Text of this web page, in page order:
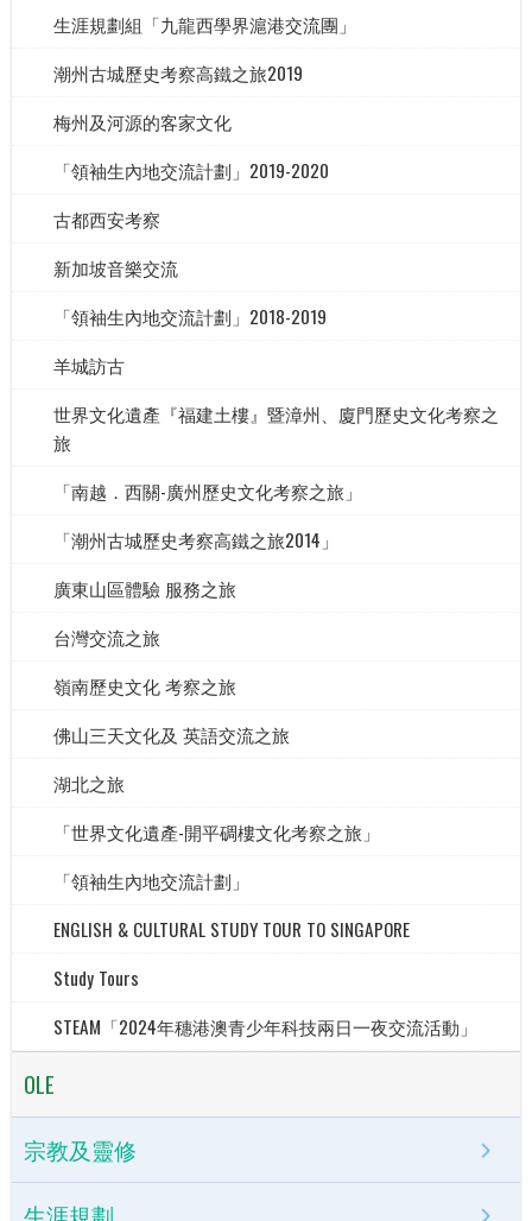
生涯規劃組「九龍西學界滬港交流團」
潮州古城歷史考察高鐵之旅2019
梅州及河源的客家文化
「領袖生內地交流計劃」2019-2020
古都西安考察
新加坡音樂交流
「領袖生內地交流計劃」2018-2019
羊城訪古
世界文化遺產『福建土樓』暨漳州、廈門歷史文化考察之
旅
「南越．西關-廣州歷史文化考察之旅」
「潮州古城歷史考察高鐵之旅2014」
廣東山區體驗 服務之旅
台灣交流之旅
嶺南歷史文化 考察之旅
佛山三天文化及 英語交流之旅
湖北之旅
「世界文化遺產-開平碉樓文化考察之旅」
「領袖生內地交流計劃」
ENGLISH & CULTURAL STUDY TOUR TO SINGAPORE
Study Tours
STEAM「2024年穗港澳青少年科技兩日一夜交流活動」
OLE
宗教及靈修
生涯規劃